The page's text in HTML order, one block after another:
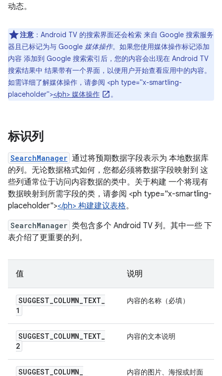
动态。
注意 ：Android TV 的搜索界面还会检索 来自 Google 搜索服务
器且已标记为与 Google 媒体操作。如果您使用媒体操作标记添加
内容 添加到 Google 搜索索引后，您的内容会出现在 Android TV
搜索结果中 结果带有一个界面，以便用户开始查看应用中的内容。
如需详细了解媒体操作，请参阅 <ph type="x-smartling-
placeholder"></ph> 媒体操作 。
标识列
SearchManager 通过将预期数据字段表示为 本地数据库
的列。无论数据格式如何，您都必须将数据字段映射到 这
些列通常位于访问内容数据的类中。关于构建 一个将现有
数据映射到所需字段的类，请参阅 <ph type="x-smartling-
placeholder"></ph> 构建建议表格。
SearchManager 类包含多个 Android TV 列。其中一些 下
表介绍了更重要的列。
值 说明
SUGGEST_COLUMN_TEXT_
1
内容的名称（必填）
SUGGEST_COLUMN_TEXT_
2
内容的文本说明
SUGGEST_COLUMN_
内容的图片、海报或封面